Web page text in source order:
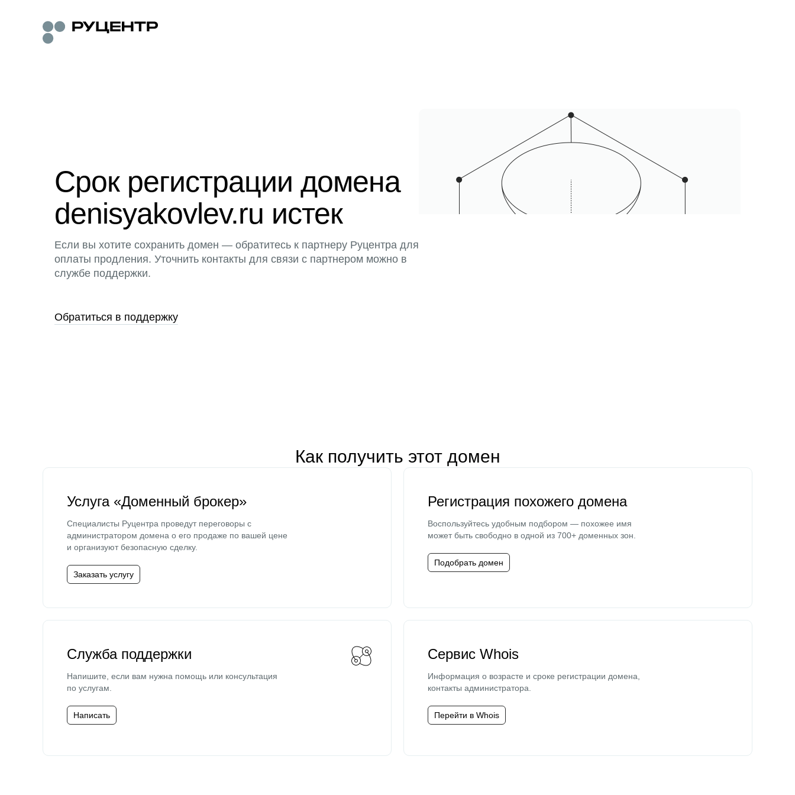
Срок регистрации домена
denisyakovlev.ru истек
Если вы хотите сохранить домен — обратитесь к партнеру Руцентра для
оплаты продления. Уточнить контакты для связи с партнером можно в
службе поддержки.
Обратиться в поддержку
Как получить этот домен
Услуга «Доменный брокер»
Специалисты Руцентра проведут переговоры с
администратором домена о его продаже по вашей цене
и организуют безопасную сделку.
Заказать услугу
Регистрация похожего домена
Воспользуйтесь удобным подбором — похожее имя
может быть свободно в одной из 700+ доменных зон.
Подобрать домен
Служба поддержки
Напишите, если вам нужна помощь или консультация
по услугам.
Написать
Сервис Whois
Информация о возрасте и сроке регистрации домена,
контакты администратора.
Перейти в Whois